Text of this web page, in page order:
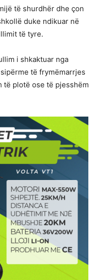
të shurdhër dhe çon
duke ndikuar në
të tyre.
i shkaktuar nga
të frymëmarrjes
të plotë ose të pjesshëm